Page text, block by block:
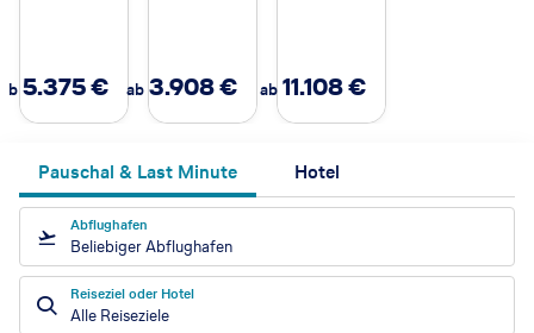
ab 5.375€ ab 3.908€ ab 11.108€
Pauschal & Last Minute Hotel
Abflughafen
Beliebiger Abflughafen
Reiseziel oder Hotel
Alle Reiseziele